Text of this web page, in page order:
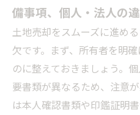
備事項、個人・法人の
土地売却をスムーズに進め
欠です。まず、所有者を明
のに整えておきましょう。
要書類が異なるため、注意
は本人確認書類や印鑑証明